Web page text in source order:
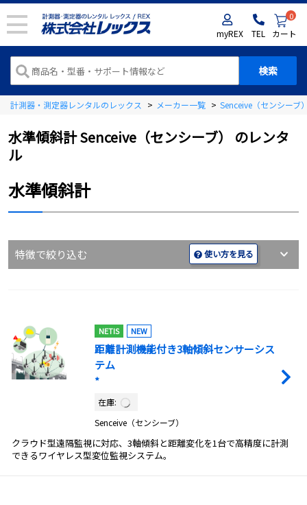
myREX TEL
0
カート
計測器・測定器レンタルのレックス > メーカー一覧 > Senceive（センシーブ
水準傾斜計 Senceive（センシーブ） のレンタ
ル
水準傾斜計
使い方を見る
特徴で絞り込む
NETIS NEW
距離計測機能付き3軸傾斜センサーシス
テム
*
在庫:
Senceive（センシーブ）
クラウド型遠隔監視に対応、3軸傾斜と距離変化を1台で高精度に計測
できるワイヤレス型変位監視システム。